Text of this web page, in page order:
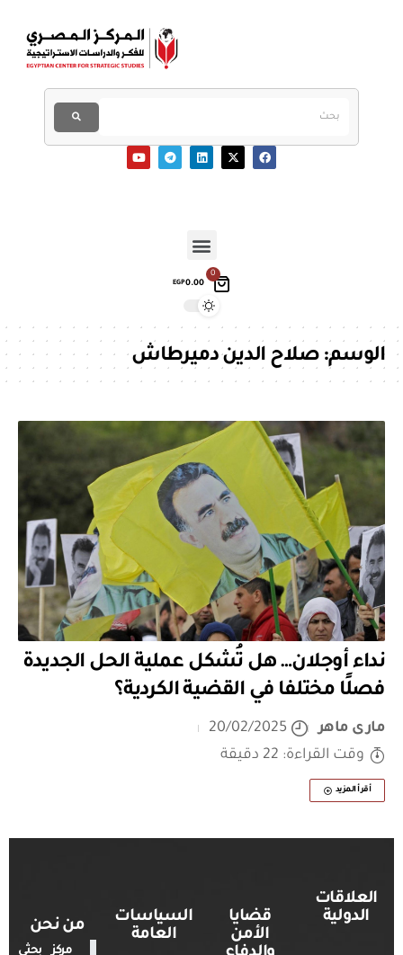
0
EGP0.00
الوسم:صلاح الدين دميرطاش
نداء أوجلان… هل تُشكل عملية الحل الجديدة
فصلًا مختلفا في القضية الكردية؟
مارى ماهر
20/02/2025
وقت القراءة: 22 دقيقة
أقرأ المزيد
العلاقات
الدولية
قضايا
الأمن
السياسات
العامة
من نحن
مركز بحثي